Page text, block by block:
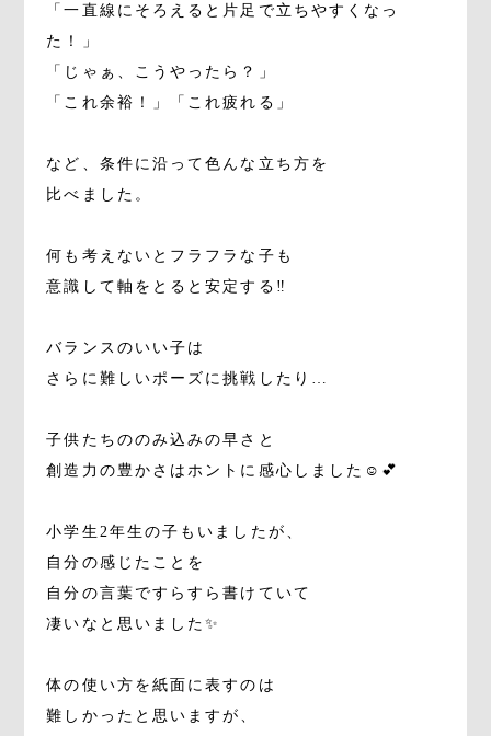
「一直線にそろえると片足で立ちやすくなっ
た！」
「じゃぁ、こうやったら？」
「これ余裕！」「これ疲れる」
など、条件に沿って色んな立ち方を
比べました。
何も考えないとフラフラな子も
意識して軸をとると安定する‼️
バランスのいい子は
さらに難しいポーズに挑戦したり…
子供たちののみ込みの早さと
創造力の豊かさはホントに感心しました☺️💕
小学生2年生の子もいましたが、
自分の感じたことを
自分の言葉ですらすら書けていて
凄いなと思いました✨
体の使い方を紙面に表すのは
難しかったと思いますが、